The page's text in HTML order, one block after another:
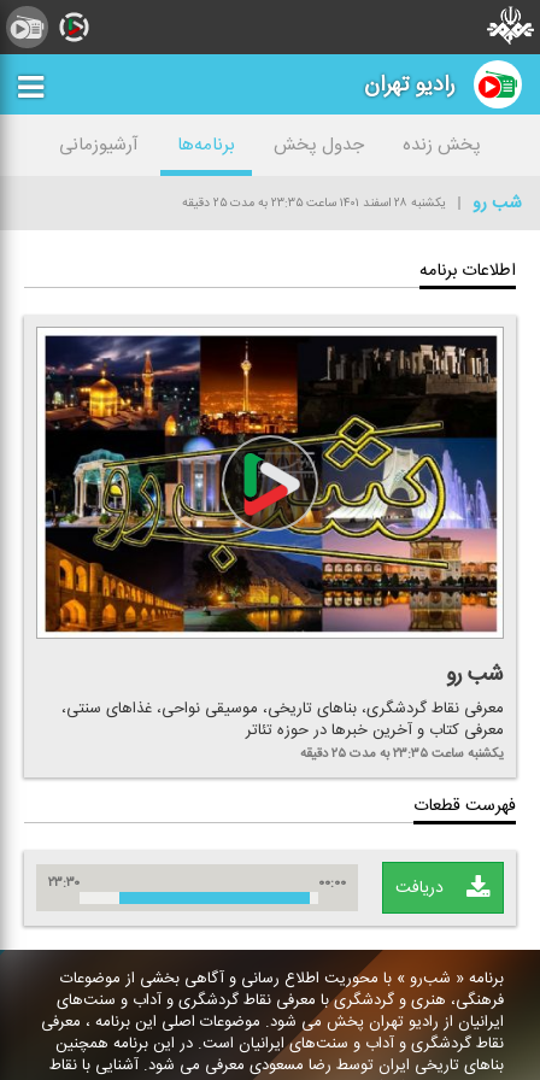
رادیو تهران
پخش زنده جدول پخش برنامه‌ها
آرشیوزمانی
شب رو
یکشنبه ۲۸ اسفند ۱۴۰۱ ساعت ۲۳:۳۵ به مدت ۲۵ دقیقه
اطلاعات برنامه
شب رو
معرفی نقاط گردشگری، بناهای تاریخی، موسیقی نواحی، غذاهای سنتی،
معرفی كتاب و آخرین خبرها در حوزه تئاتر
یكشنبهساعت ۲۳:۳۵ به مدت ۲۵ دقیقه
فهرست قطعات
دریافت ۲۳:۳۰ ۰۰:۰۰
برنامه « شب‌رو » با محوریت اطلاع رسانی و آگاهی بخشی از موضوعات
فرهنگی، هنری و گردشگری با معرفی نقاط گردشگری و آداب و سنت‌های
ایرانیان از رادیو تهران پخش می شود. موضوعات اصلی این برنامه ، معرفی
نقاط گردشگری و آداب و سنت‌های ایرانیان است. در این برنامه همچنین
بناهای تاریخی ایران توسط رضا مسعودی معرفی می شود. آشنایی با نقاط